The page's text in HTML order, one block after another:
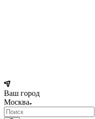
Ваш город
Москва